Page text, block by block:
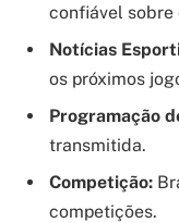
confiável sobre
Notícias
os próximos
Programação
transmitida.
Competição:
competições.